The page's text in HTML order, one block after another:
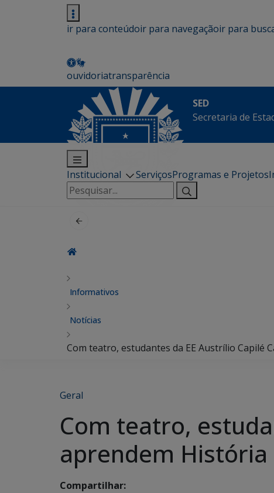
ir para conteúdoir para navegaçãoir para
ouvidoriatransparência
SED
Secretaria de
Institucional ServiçosProgramas e Projetos
Pesquisar
por:
Informativos
Notícias
Com teatro, estudantes da EE Austrílio Capilé
Geral
Com teatro,
aprendem História
Compartilhar: